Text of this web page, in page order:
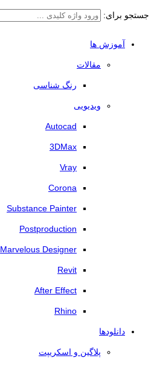
جستجو برای:
آموزش ها
مقالات
رنگ شناسی
ویدیویی
Autocad
3DMax
Vray
Corona
Substance Painter
Postproduction
Marvelous Designer
Revit
After Effect
Rhino
دانلودها
پلاگین و اسکریپت